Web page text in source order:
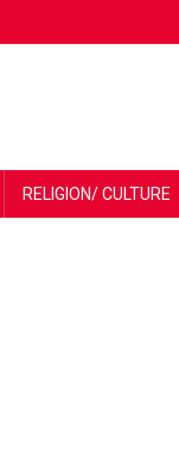
RELIGION/ CULTURE